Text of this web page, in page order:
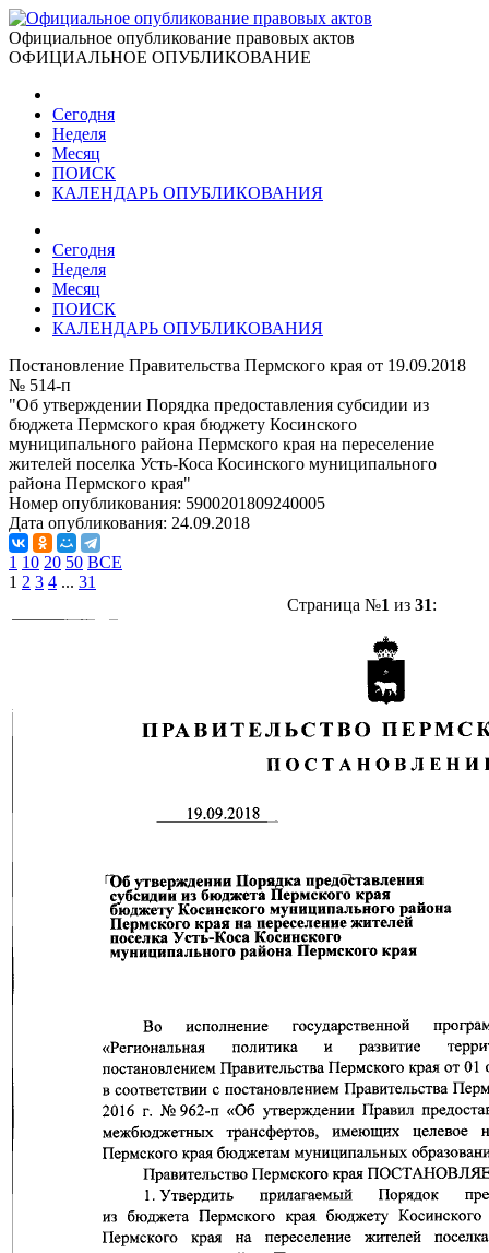
Официальное опубликование правовых актов
ОФИЦИАЛЬНОЕ ОПУБЛИКОВАНИЕ
Сегодня
Неделя
Месяц
ПОИСК
КАЛЕНДАРЬ ОПУБЛИКОВАНИЯ
Сегодня
Неделя
Месяц
ПОИСК
КАЛЕНДАРЬ ОПУБЛИКОВАНИЯ
Постановление Правительства Пермского края от 19.09.2018
№ 514-п
"Об утверждении Порядка предоставления субсидии из
бюджета Пермского края бюджету Косинского
муниципального района Пермского края на переселение
жителей поселка Усть-Коса Косинского муниципального
района Пермского края"
Номер опубликования: 5900201809240005
Дата опубликования: 24.09.2018
1 10 20 50 ВСЕ
1 2 3 4 ... 31
Страница №1 из 31: